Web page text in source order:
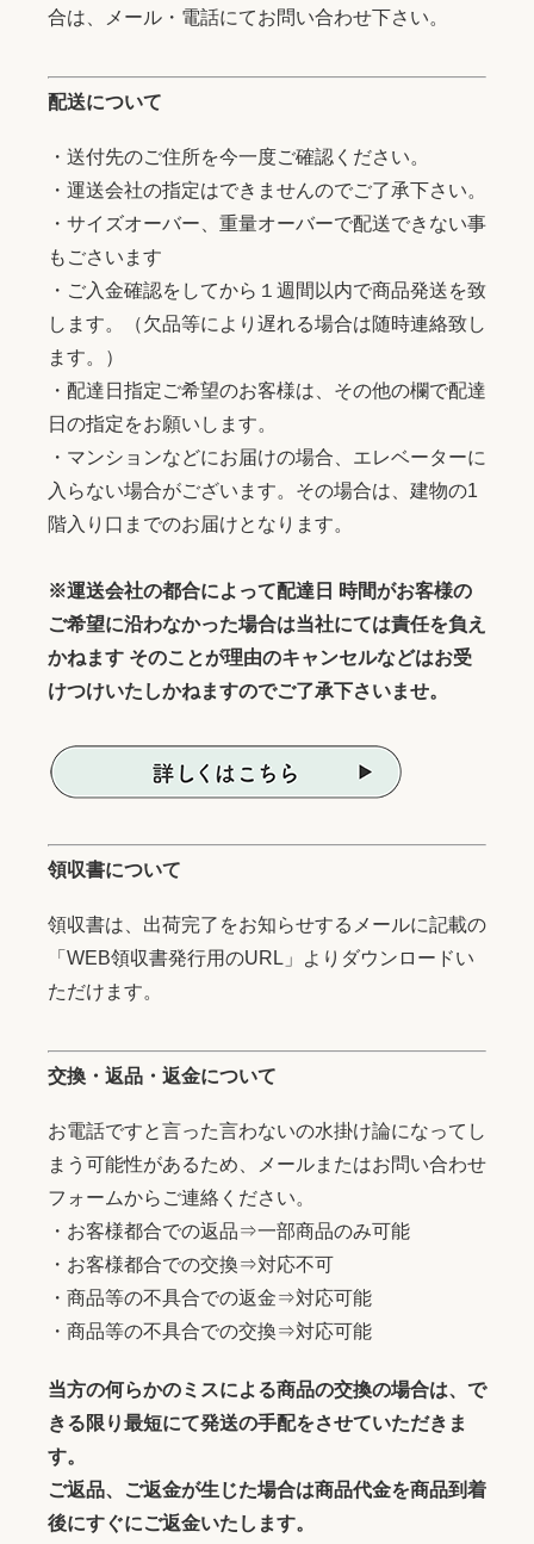
合は、メール・電話にてお問い合わせ下さい。
配送について
・送付先のご住所を今一度ご確認ください。
・運送会社の指定はできませんのでご了承下さい。
・サイズオーバー、重量オーバーで配送できない事
もごさいます
・ご入金確認をしてから１週間以内で商品発送を致
します。（欠品等により遅れる場合は随時連絡致し
ます。）
・配達日指定ご希望のお客様は、その他の欄で配達
日の指定をお願いします。
・マンションなどにお届けの場合、エレベーターに
入らない場合がございます。その場合は、建物の1
階入り口までのお届けとなります。
※運送会社の都合によって配達日 時間がお客様の
ご希望に沿わなかった場合は当社にては責任を負え
かねます そのことが理由のキャンセルなどはお受
けつけいたしかねますのでご了承下さいませ。
領収書について
領収書は、出荷完了をお知らせするメールに記載の
「WEB領収書発行用のURL」よりダウンロードい
ただけます。
交換・返品・返金について
お電話ですと言った言わないの水掛け論になってし
まう可能性があるため、メールまたはお問い合わせ
フォームからご連絡ください。
・お客様都合での返品⇒一部商品のみ可能
・お客様都合での交換⇒対応不可
・商品等の不具合での返金⇒対応可能
・商品等の不具合での交換⇒対応可能
当方の何らかのミスによる商品の交換の場合は、で
きる限り最短にて発送の手配をさせていただきま
す。
ご返品、ご返金が生じた場合は商品代金を商品到着
後にすぐにご返金いたします。